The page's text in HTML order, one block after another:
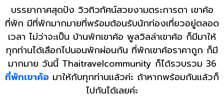
บรรยากาศสุดปัง วิวทิวทัศน์สวยงามตระการตา เขาค้อ
ที่พัก มีที่พักมากมายที่พร้อมต้อนรับนักท่องเที่ยวอยู่ตลอด
เวลา ไม่ว่าจะเป็น บ้านพักเขาค้อ พูลวิลล่าเขาค้อ ก็มีมาให้
ทุกท่านได้เลือกไปนอนพักผ่อนกัน ที่พักเขาค้อราคาถูก ก็มี
มากมาย วันนี้ Thaitravelcommunity ก็ได้รวบรวม 36
ที่พักเขาค้อ มาให้กับทุกท่านแล้วค่ะ ถ้าหากพร้อมกันแล้วก็
ไปกันได้เลยค่ะ